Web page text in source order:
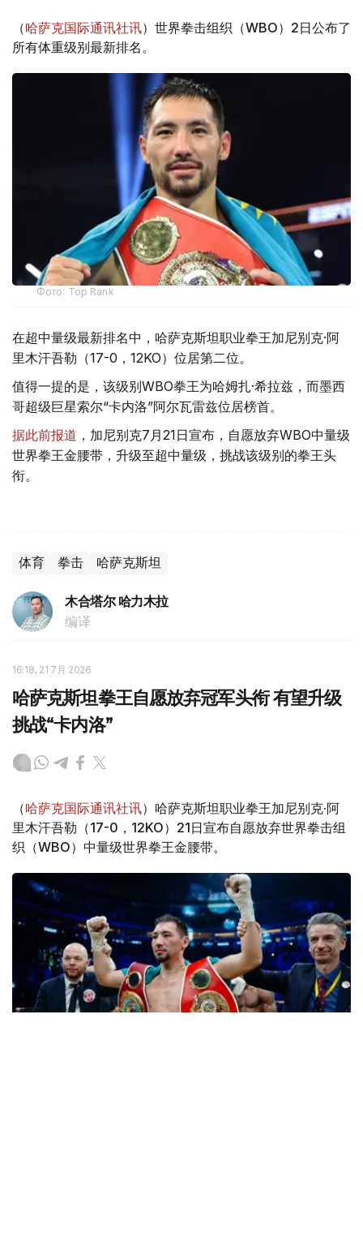
（哈萨克国际通讯社讯）世界拳击组织（WBO）2日公布了
所有体重级别最新排名。
Фото: Top Rank
在超中量级最新排名中，哈萨克斯坦职业拳王加尼别克·阿
里木汗吾勒（17-0，12KO）位居第二位。
值得一提的是，该级别WBO拳王为哈姆扎·希拉兹，而墨西
哥超级巨星索尔“卡内洛”阿尔瓦雷兹位居榜首。
据此前报道 ，加尼别克7月21日宣布，自愿放弃WBO中量级
世界拳王金腰带，升级至超中量级，挑战该级别的拳王头
衔。
体育 拳击 哈萨克斯坦
木合塔尔 哈力木拉
编译
16:18, 21 7月 2026
哈萨克斯坦拳王自愿放弃冠军头衔 有望升级
挑战“卡内洛”
（哈萨克国际通讯社讯）哈萨克斯坦职业拳王加尼别克·阿
里木汗吾勒（17-0，12KO）21日宣布自愿放弃世界拳击组
织（WBO）中量级世界拳王金腰带。